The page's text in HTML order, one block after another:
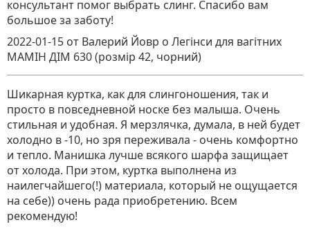
консультант помог выбрать слинг. Спасибо вам
большое за заботу!
2022-01-15 от Валерий Йовр о Легінси для вагітних
MAMІН ДІМ 630 (розмір 42, чорний)
Шикарная куртка, как для слингоношения, так и
просто в повседневной носке без малыша. Очень
стильная и удобная. Я мерзлячка, думала, в ней будет
холодно в -10, но зря переживала - очень комфортно
и тепло. Манишка лучше всякого шарфа защищает
от холода. При этом, куртка выполнена из
наилегчайшего(!) материала, который не ощущается
на себе)) очень рада приобретению. Всем
рекомендую!